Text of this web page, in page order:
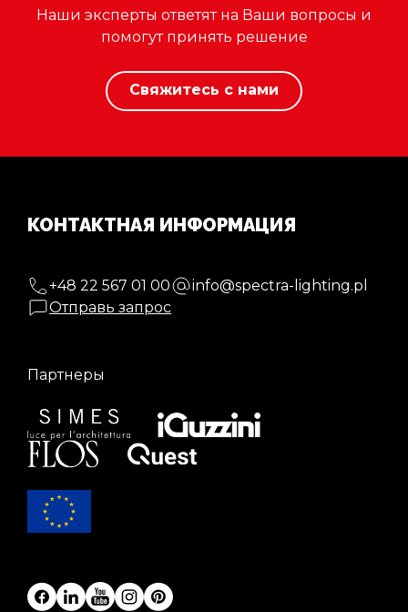
Наши эксперты ответят на Ваши вопросы и
помогут принять решение
Свяжитесь с нами
КОНТАКТНАЯ ИНФОРМАЦИЯ
+48 22 567 01 00
info@spectra-lighting.pl
Отправь запрос
Партнеры